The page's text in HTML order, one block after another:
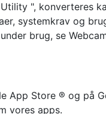
", konverteres
systemkrav og
brug, se
App Store ® og på
vores apps.